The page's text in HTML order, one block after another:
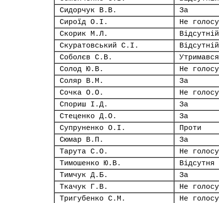
Сидорчук В.В.
За
Сироїд О.І.
Не
Скорик М.Л.
Відсутній
Скуратовський С.І.
Відсутній
Соболєв С.В.
Утримався
Солод Ю.В.
Не
Соляр В.М.
За
Сочка О.О.
Не
Спориш І.Д.
За
Стеценко Д.О.
За
Супруненко О.І.
Проти
Сюмар В.П.
За
Тарута С.О.
Не
Тимошенко Ю.В.
Відсутня
Тимчук Д.Б.
За
Ткачук Г.В.
Не
Тригубенко С.М.
Не